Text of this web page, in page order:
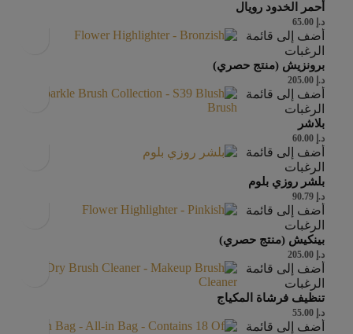
أحمر الخدود رويال
د.إ
أضف إلى قائمة
الرغبات
برونزيش (منتج حصري)
د.إ
أضف إلى قائمة
الرغبات
بلاشر
د.إ
أضف إلى قائمة
الرغبات
بلشر روزي بلوم
د.إ
أضف إلى قائمة
الرغبات
بينكيش (منتج حصري)
د.إ
أضف إلى قائمة
الرغبات
تنظيف فرشاة المكياج
د.إ
أضف إلى قائمة